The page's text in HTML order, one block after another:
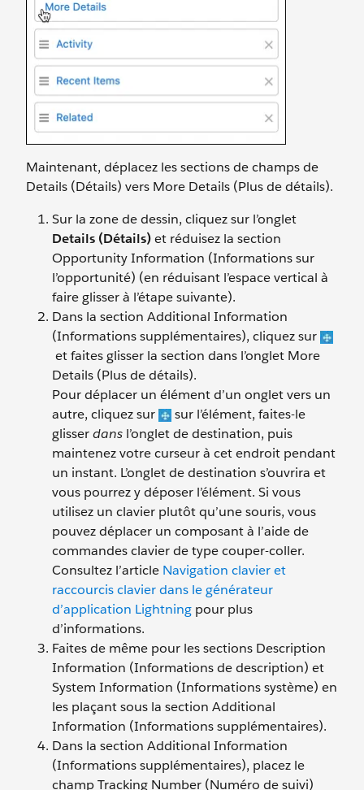
Maintenant, déplacez les sections de champs de
Details (Détails) vers More Details (Plus de détails).
Sur la zone de dessin, cliquez sur l’onglet
Details (Détails)et réduisez la section
Opportunity Information (Informations sur
l’opportunité) (en réduisant l’espace vertical à
faire glisser à l’étape suivante).
Dans la section Additional Information
(Informations supplémentaires), cliquez sur
et faites glisser la section dans l’onglet More
Details (Plus de détails).
Pour déplacer un élément d’un onglet vers un
autre, cliquez sur
sur l’élément, faites-le
glisserdans l’onglet de destination, puis
maintenez votre curseur à cet endroit pendant
un instant. L’onglet de destination s’ouvrira et
vous pourrez y déposer l’élément. Si vous
utilisez un clavier plutôt qu’une souris, vous
pouvez déplacer un composant à l’aide de
commandes clavier de type couper-coller.
Consultez l’article Navigation clavier et
raccourcis clavier dans le générateur
d’application Lightning pour plus
d’informations.
Faites de même pour les sections Description
Information (Informations de description) et
System Information (Informations système) en
les plaçant sous la section Additional
Information (Informations supplémentaires).
Dans la section Additional Information
(Informations supplémentaires), placez le
champ Tracking Number (Numéro de suivi)